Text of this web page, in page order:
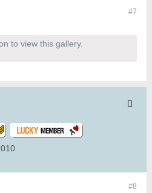
#7
to view this gallery.
#8